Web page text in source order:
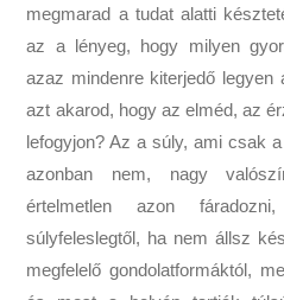
megmarad a tudat alatti
az a lényeg, hogy milyen
azaz mindenre kiterjedő legyen
azt akarod, hogy az elméd, az
lefogyjon? Az a súly, ami csak
azonban nem, nagy
értelmetlen azon
súlyfeleslegtől, ha nem állsz
megfelelő gondolatformáktól,